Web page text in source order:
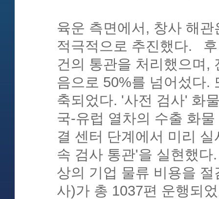
육운 측면에서, 창사 해
적극적으로 추진했다.
건의 통관을 처리했으며,
음으로 50%를 넘어섰다.
축되었다. '사전 검사' 화
국-유럽 열차의 수출 화
결 센터 단계에서 미리
속 검사 통관'을 실현했
상의 기업 물류 비용을
사)가 총 1037편 운행되